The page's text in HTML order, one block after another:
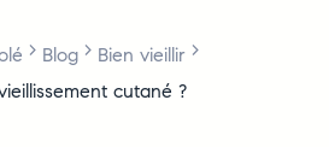
> Blog > Bien vieillir >
cutané ?